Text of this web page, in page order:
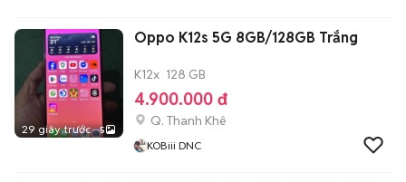
29 giây trước 5
Oppo K12s 5G 8GB/128GB Trắng
K12x 128 GB
4.900.000 đ
Q. Thanh Khê
KOBiii DNC